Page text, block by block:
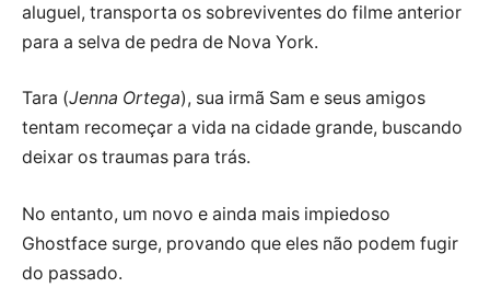
aluguel, transporta os sobreviventes do filme anterior
para a selva de pedra de Nova York.
Tara (Jenna Ortega), sua irmã Sam e seus amigos
tentam recomeçar a vida na cidade grande, buscando
deixar os traumas para trás.
No entanto, um novo e ainda mais impiedoso
Ghostface surge, provando que eles não podem fugir
do passado.